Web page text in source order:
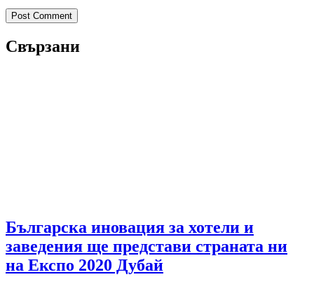
Свързани
Българска иновация за хотели и
заведения ще представи страната ни
на Експо 2020 Дубай